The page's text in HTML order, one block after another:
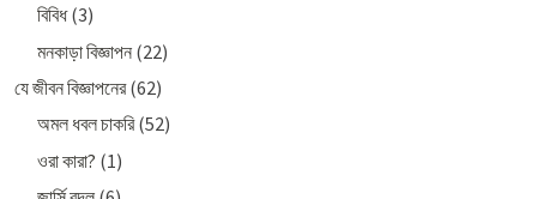
বিবিধ(3)
মনকাড়া বিজ্ঞাপন (22)
যে জীবন বিজ্ঞাপনের(62)
অমল ধবল চাকরি(52)
ওরা কারা? (1)